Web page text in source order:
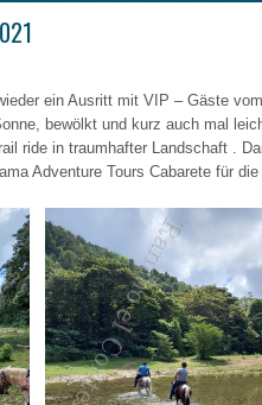
ein Ausritt mit VIP – Gäste
bewölkt und kurz auch mal
ride in traumhafter Landschaft .
Adventure Tours Cabarete für